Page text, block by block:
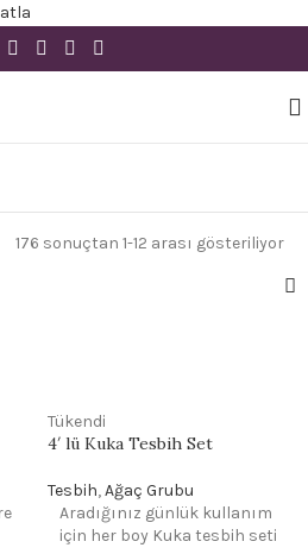
176 sonuçtan 1-12 arası gösteriliyor
Tükendi
4′ lü Kuka Tesbih Set
Tesbih,Ağaç Grubu
Aradığınız günlük kullanım
için her boy Kuka tesbih seti